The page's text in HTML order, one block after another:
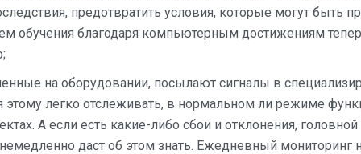
предотвратить условия, которые могут быть
обучения благодаря компьютерным достижениям
на оборудовании, посылают сигналы в
этому легко отслеживать, в нормальном ли режиме
А если есть какие-либо сбои и отклонения,
даст об этом знать. Ежедневный мониторинг